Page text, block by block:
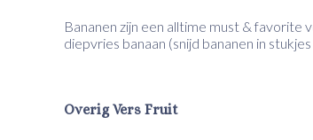
Bananen zijn een alltime must & favorite
diepvries banaan (snijd bananen in
Overig Vers Fruit